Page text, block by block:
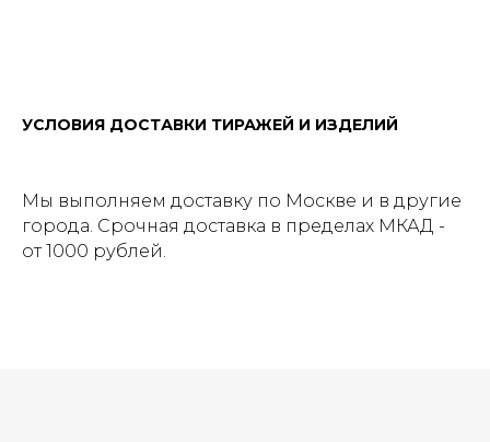
УСЛОВИЯ ДОСТАВКИ ТИРАЖЕЙ И ИЗДЕЛИЙ
Мы выполняем доставку по Москве и в другие
города. Срочная доставка в пределах МКАД -
от 1000 рублей.